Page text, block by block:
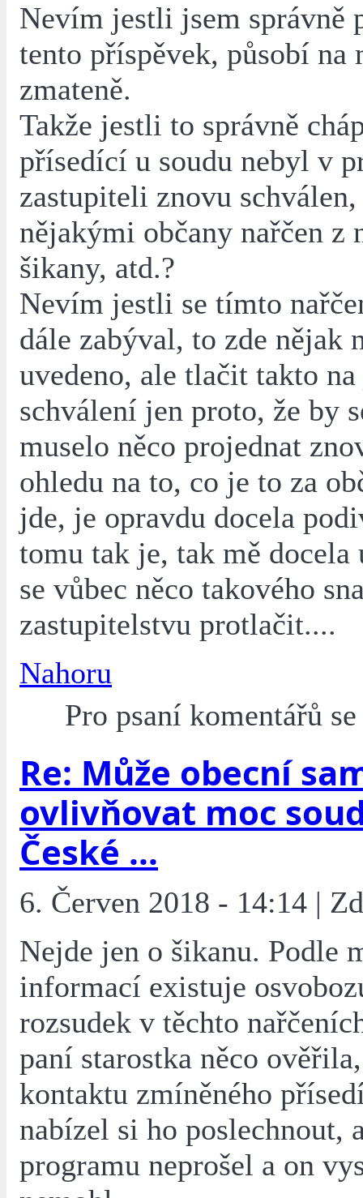
Nevím jestli jsem správně
tento příspěvek, působí na
zmateně.
Takže jestli to správně
přísedící u soudu nebyl v
zastupiteli znovu
nějakými občany nařčen z
šikany, atd.?
Nevím jestli se tímto
dále zabýval, to zde nějak
uvedeno, ale tlačit takto
schválení jen proto, že by
muselo něco projednat
ohledu na to, co je to za
jde, je opravdu docela
tomu tak je, tak mě docela
se vůbec něco takového
zastupitelstvu protlačit....
Nahoru
Pro psaní komentářů
Re: Může obecní
ovlivňovat moc
České ...
6. Červen 2018 - 14:14 |
Nejde jen o šikanu. Podle
informací existuje
rozsudek v těchto
paní starostka něco
kontaktu zmíněného
nabízel si ho poslechnout,
programu neprošel a on